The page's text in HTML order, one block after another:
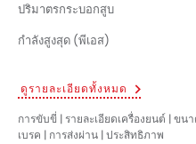
ปริมาตรกระบอกสูบ
กำลังสูงสุด (พีเอส)
ดูรายละเอียดทั้งหมด
การขับขี่ | รายละเอียดเครื่องยนต์ | ขน
เบรค | การส่งผ่าน | ประสิทธิภาพ